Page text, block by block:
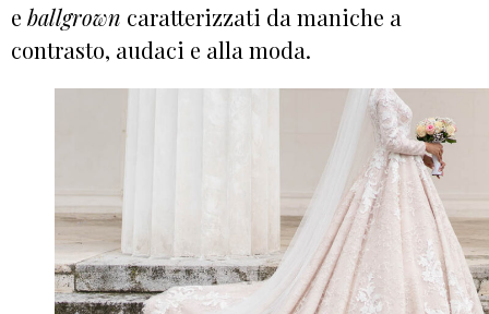
e ballgrown caratterizzati da maniche a
contrasto, audaci e alla moda.